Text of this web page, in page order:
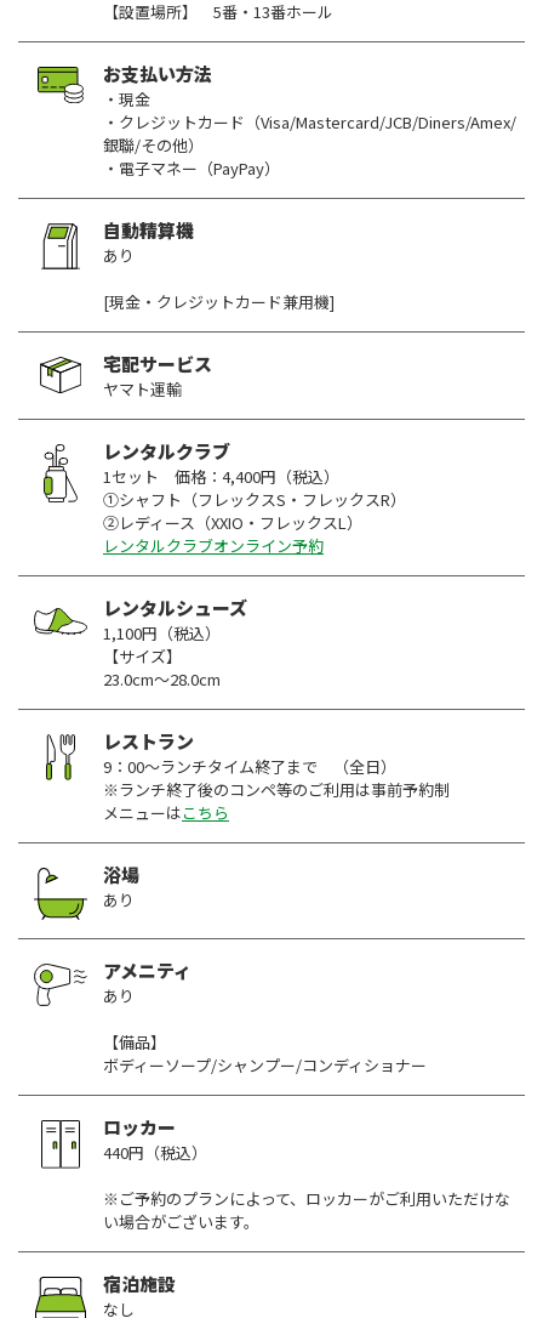
【設置場所】 5番・13番ホール
お支払い方法
・現金
・クレジットカード（Visa/Mastercard/JCB/Diners/Amex/
銀聯/その他）
・電子マネー（PayPay）
自動精算機
あり
[現金・クレジットカード兼用機]
宅配サービス
ヤマト運輸
レンタルクラブ
1セット 価格：4,400円（税込）
①シャフト（フレックスS・フレックスR）
②レディース（XXIO・フレックスL）
レンタルクラブオンライン予約
レンタルシューズ
1,100円（税込）
【サイズ】
23.0cm～28.0cm
レストラン
9：00～ランチタイム終了まで （全日）
※ランチ終了後のコンペ等のご利用は事前予約制
メニューはこちら
浴場
あり
アメニティ
あり
【備品】
ボディーソープ/シャンプー/コンディショナー
ロッカー
440円（税込）
※ご予約のプランによって、ロッカーがご利用いただけな
い場合がございます。
宿泊施設
なし